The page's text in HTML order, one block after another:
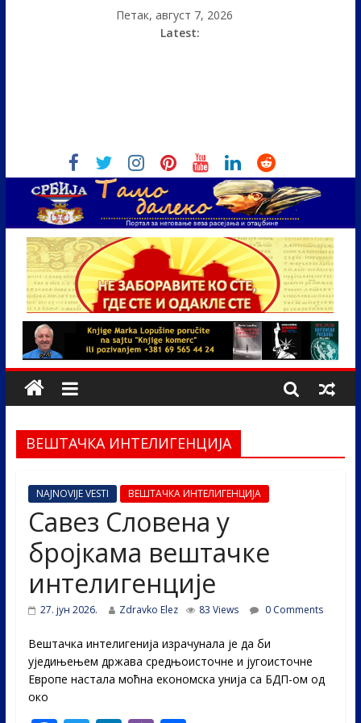
Петак, август 7, 2026
Latest:
ВЕШТАЧКА ИНТЕЛИГЕНЦИЈА
NAJNOVIJE VESTI ВЕШТАЧКА ИНТЕЛИГЕНЦИЈА
Савез Словена у
бројкама вештачке
интелигенције
27. јун 2026. Zdravko Elez 83 Views 0 Comments
Вештачка интелигенија израчунала је да би
уједињењем држава средњоисточне и југоисточне
Европе настала моћна економска унија са БДП-ом од
око